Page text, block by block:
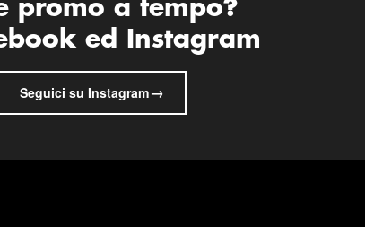
promo a tempo?
ed Instagram
Seguici su Instagram→